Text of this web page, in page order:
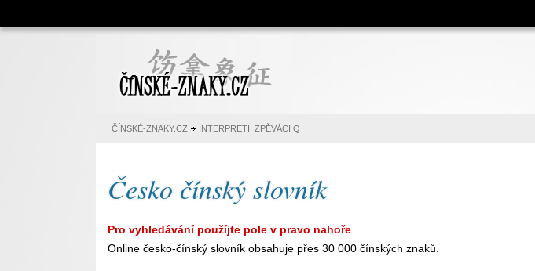
Čínské znaky, česko-čínský
slovník, abeceda, jména,
tetování
ČÍNSKÉ-ZNAKY.CZ INTERPRETI, ZPĚVÁCI Q
Česko čínský slovník
Pro vyhledávání použíjte pole v pravo nahoře
Online česko-čínský slovník obsahuje přes 30 000 čínských znaků.